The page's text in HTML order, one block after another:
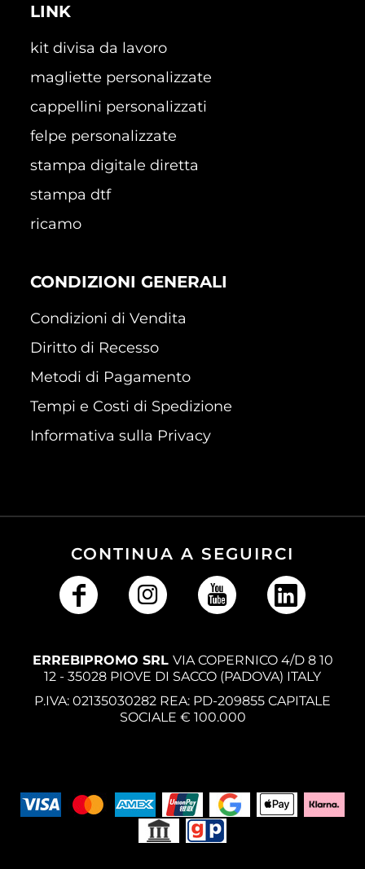
LINK
kit divisa da lavoro
magliette personalizzate
cappellini personalizzati
felpe personalizzate
stampa digitale diretta
stampa dtf
ricamo
CONDIZIONI GENERALI
Condizioni di Vendita
Diritto di Recesso
Metodi di Pagamento
Tempi e Costi di Spedizione
Informativa sulla Privacy
CONTINUA A SEGUIRCI
ERREBIPROMO SRL VIA COPERNICO 4/D 8 10
12 - 35028 PIOVE DI SACCO (PADOVA) ITALY
P.IVA: 02135030282 REA: PD-209855 CAPITALE
SOCIALE € 100.000